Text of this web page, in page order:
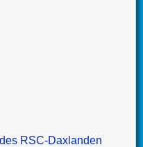
RSC-Daxlanden